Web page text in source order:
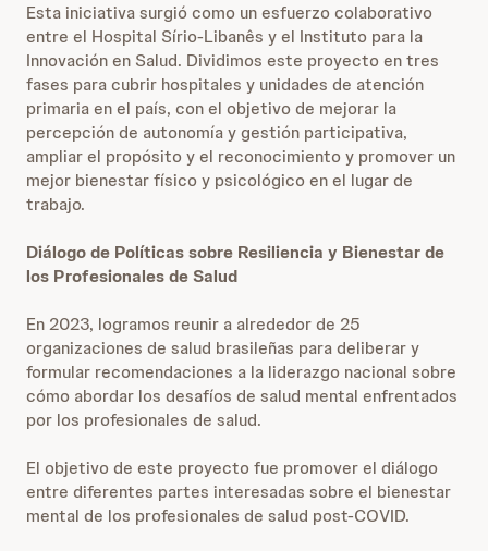
Esta iniciativa surgió como un esfuerzo colaborativo
entre el Hospital Sírio-Libanês y el Instituto para la
Innovación en Salud. Dividimos este proyecto en tres
fases para cubrir hospitales y unidades de atención
primaria en el país, con el objetivo de mejorar la
percepción de autonomía y gestión participativa,
ampliar el propósito y el reconocimiento y promover un
mejor bienestar físico y psicológico en el lugar de
trabajo.
Diálogo de Políticas sobre Resiliencia y Bienestar de
los Profesionales de Salud
En 2023, logramos reunir a alrededor de 25
organizaciones de salud brasileñas para deliberar y
formular recomendaciones a la liderazgo nacional sobre
cómo abordar los desafíos de salud mental enfrentados
por los profesionales de salud.
El objetivo de este proyecto fue promover el diálogo
entre diferentes partes interesadas sobre el bienestar
mental de los profesionales de salud post-COVID.